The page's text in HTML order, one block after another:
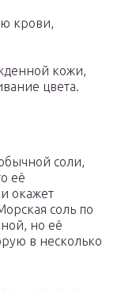
крови,
кожи,
цвета.
соли,
её
окажет
соль по
но её
в несколько